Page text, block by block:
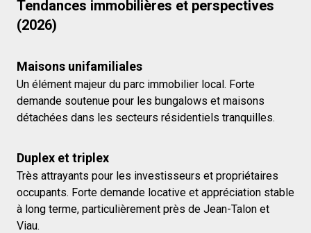
Tendances immobilières et perspectives
(2026)
Maisons unifamiliales
Un élément majeur du parc immobilier local. Forte
demande soutenue pour les bungalows et maisons
détachées dans les secteurs résidentiels tranquilles.
Duplex et triplex
Très attrayants pour les investisseurs et propriétaires
occupants. Forte demande locative et appréciation stable
à long terme, particulièrement près de Jean-Talon et
Viau.